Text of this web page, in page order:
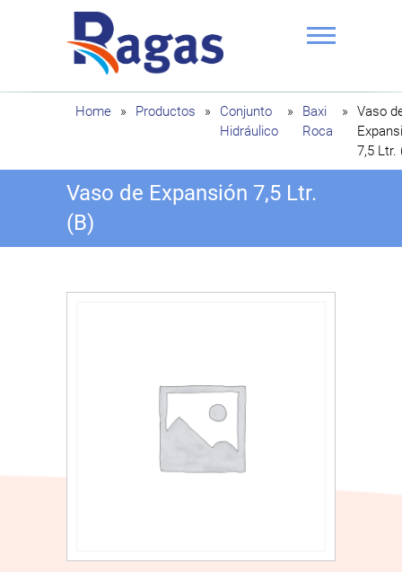
Ragas
Home » Productos »
Conjunto
Hidráulico
»
Baxi
Roca
»
Vaso
7,5 Ltr.
Vaso de Expansión 7,5 Ltr.
(B)